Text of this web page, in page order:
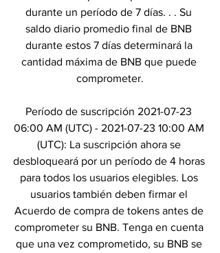
durante un período de 7 días. . . Su
saldo diario promedio final de BNB
durante estos 7 días determinará la
cantidad máxima de BNB que puede
comprometer.
Período de suscripción 2021-07-23
06:00 AM (UTC) - 2021-07-23 10:00 AM
(UTC): La suscripción ahora se
desbloqueará por un período de 4 horas
para todos los usuarios elegibles. Los
usuarios también deben firmar el
Acuerdo de compra de tokens antes de
comprometer su BNB. Tenga en cuenta
que una vez comprometido, su BNB se